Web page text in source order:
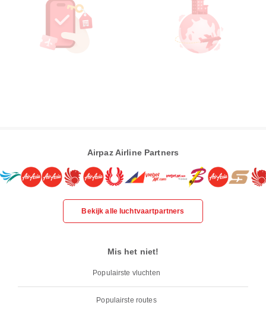
Airpaz Airline Partners
Bekijk alle luchtvaartpartners
Mis het niet!
Populairste vluchten
Populairste routes